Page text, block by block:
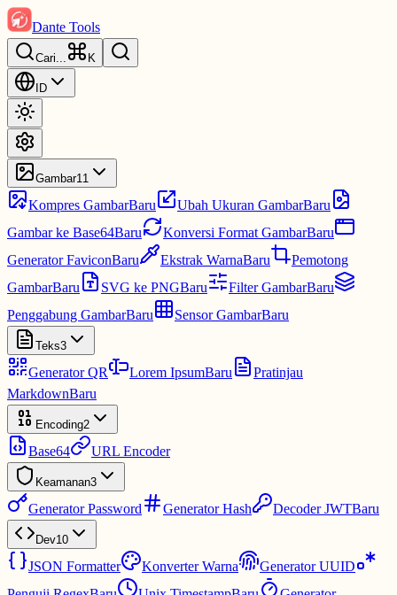
Dante Tools
Cari... K
ID
Gambar11
Kompres GambarBaru Ubah Ukuran GambarBaru
Gambar ke Base64Baru Konversi Format GambarBaru
Generator FaviconBaru Ekstrak WarnaBaru
Pemotong
GambarBaru SVG ke PNGBaru Filter GambarBaru
Penggabung GambarBaru Sensor GambarBaru
Teks3
Generator QR Lorem IpsumBaru
Pratinjau
MarkdownBaru
Encoding2
Base64 URL Encoder
Keamanan3
Generator Password Generator Hash Decoder JWTBaru
Dev10
JSON Formatter Konverter Warna
Generator UUID